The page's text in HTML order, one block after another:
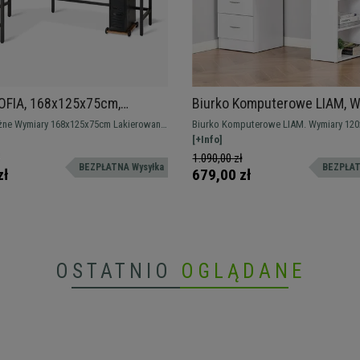
168x125x75cm,
Stelaż kolor Czarny, Blat
stelaż
BEZPŁATNA Wysyłka
Biurko Komputerowe LIAM,
120x49x72 cm, kolor Biały
Biurko Komputerowe LIAM. Wymiary
wysokości. Model pełen prostoty, który doskonale
łączy w sobie przestrzeń użytkową z
przechowywania.
[+Info]
1.090,00 zł
679,00 zł
OSTATNIO OGLĄDANE